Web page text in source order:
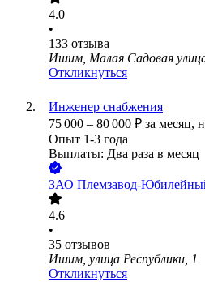
4.0
•
133 отзыва
Ишим, Малая Садовая
Откликнуться
Инженер снабжения
75 000 – 80 000 ₽ за месяц,
Опыт 1-3 года
Выплаты: Два раза в месяц
ЗАО Племзавод-
4.6
•
35 отзывов
Ишим, улица Республики, 1
Откликнуться